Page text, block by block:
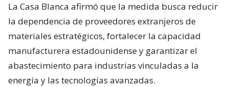
La Casa Blanca afirmó que la medida busca reducir
la dependencia de proveedores extranjeros de
materiales estratégicos, fortalecer la capacidad
manufacturera estadounidense y garantizar el
abastecimiento para industrias vinculadas a la
energía y las tecnologías avanzadas.